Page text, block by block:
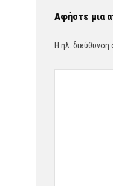
Αφήστε μια
Η ηλ. διεύθυνση